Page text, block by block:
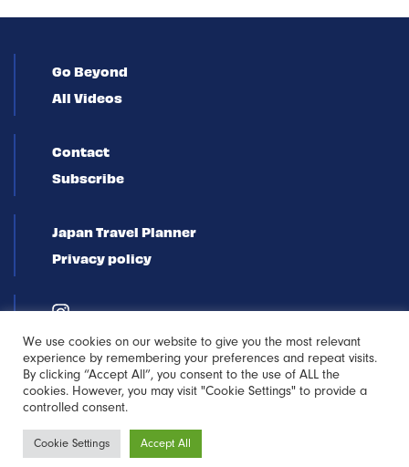
Go Beyond
All Videos
Contact
Subscribe
Japan Travel Planner
Privacy policy
We use cookies on our website to give you the most relevant
experience by remembering your preferences and repeat visits.
By clicking “Accept All”, you consent to the use of ALL the
cookies. However, you may visit "Cookie Settings" to provide a
controlled consent.
Cookie Settings Accept All